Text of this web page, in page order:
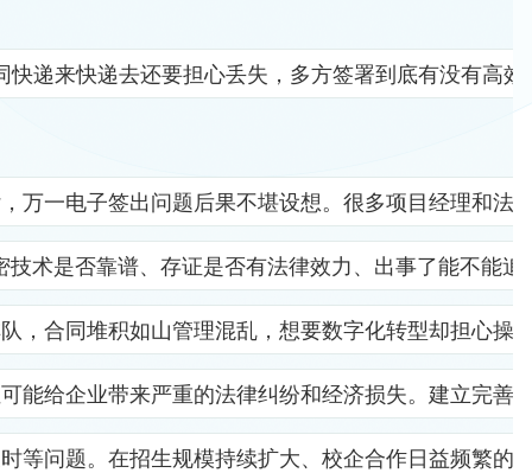
递来快递去还要担心丢失，多方签署到底有没有高
一电子签出问题后果不堪设想。很多项目经理和法
术是否靠谱、存证是否有法律效力、出事了能不能
合同堆积如山管理混乱，想要数字化转型却担心操
给企业带来严重的法律纠纷和经济损失。建立完
问题。在招生规模持续扩大、校企合作日益频繁